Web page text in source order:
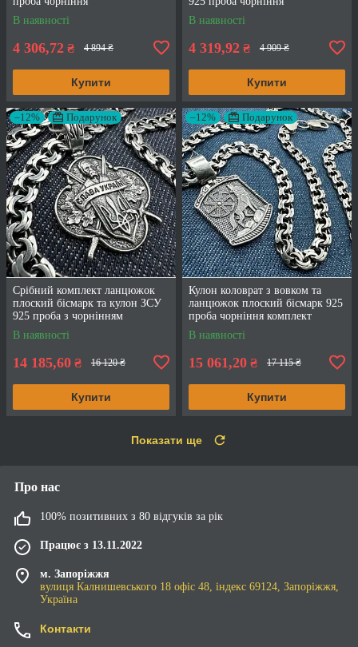
В наявності
4 306,72 ₴ 4 894 ₴
Купити
В наявності
4 319,92 ₴ 4 909 ₴
Купити
–12% Подарунок
Срібний комплект ланцюжок
плоский бісмарк та кулон ЗСУ
925 проба з чорнінням
В наявності
14 185,60 ₴ 16 120 ₴
Купити
–12% Подарунок
Кулон коловрат з вовком та
ланцюжок плоский бісмарк 925
проба чорніння комплект
В наявності
15 061,20 ₴ 17 115 ₴
Купити
Показати ще
Про нас
100% позитивних з 80 відгуків за рік
Працює з 13.11.2022
м. Запоріжжя
вулиця Калнишевського 18 офіс 48, індекс 69124, Запоріжжя,
Україна
Контакти